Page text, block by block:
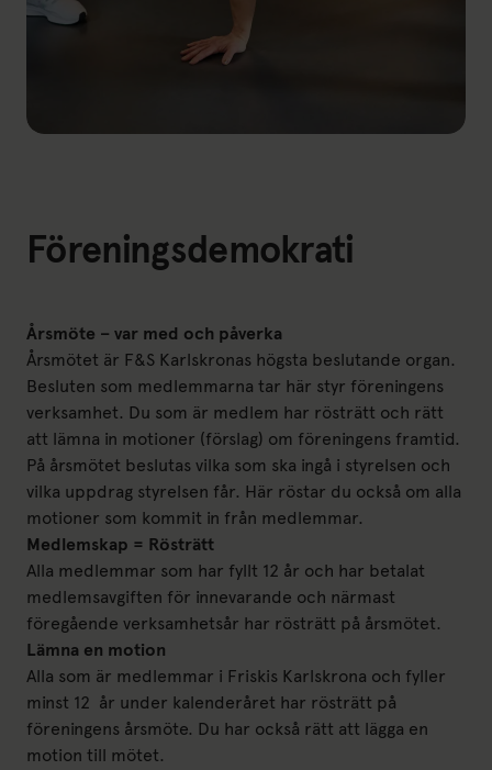
Föreningsdemokrati
Årsmöte – var med och påverka
Årsmötet är F&S Karlskronas högsta beslutande organ.
Besluten som medlemmarna tar här styr föreningens
verksamhet. Du som är medlem har rösträtt och rätt
att lämna in motioner (förslag) om föreningens framtid.
På årsmötet beslutas vilka som ska ingå i styrelsen och
vilka uppdrag styrelsen får. Här röstar du också om alla
motioner som kommit in från medlemmar.
Medlemskap = Rösträtt
Alla medlemmar som har fyllt 12 år och har betalat
medlemsavgiften för innevarande och närmast
föregående verksamhetsår har rösträtt på årsmötet.
Lämna en motion
Alla som är medlemmar i Friskis Karlskrona och fyller
minst 12 år under kalenderåret har rösträtt på
föreningens årsmöte. Du har också rätt att lägga en
motion till mötet.